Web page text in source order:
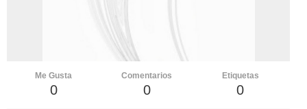
Notifications
Me Gusta
0
Comentarios
0
Etiquetas
0